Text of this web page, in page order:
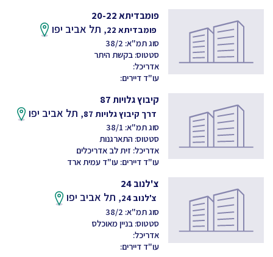
פומבדיתא 20-22
פומבדיתא 22, תל אביב יפו
סוג תמ"א: 38/2
סטטוס: בקשת היתר
אדריכל:
עו"ד דיירים:
קיבוץ גלויות 87
דרך קיבוץ גלויות 87, תל אביב יפו
סוג תמ"א: 38/1
סטטוס: התארגנות
אדריכל: זית לב אדריכלים
עו"ד דיירים: עו"ד עמית ארד
צ'לנוב 24
צ'לנוב 24, תל אביב יפו
סוג תמ"א: 38/2
סטטוס: בניין מאוכלס
אדריכל:
עו"ד דיירים: